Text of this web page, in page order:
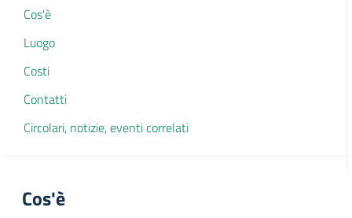
Cos'è
Luogo
Costi
Contatti
Circolari, notizie, eventi correlati
Cos'è